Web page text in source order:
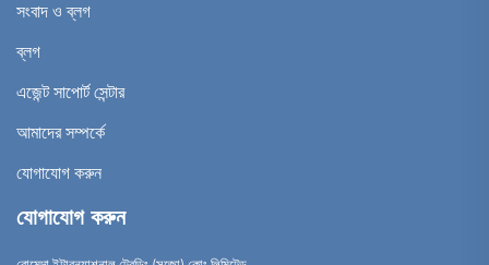
সংবাদ ও ব্লগ
ব্লগ
এজেন্ট সাপোর্ট সেন্টার
আমাদের সম্পর্কে
যোগাযোগ করুন
যোগাযোগ করুন